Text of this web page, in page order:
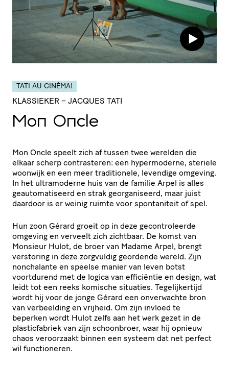
TATI AU CINÉMA!
KLASSIEKER – JACQUES TATI
Mon Oncle
Mon Oncle speelt zich af tussen twee werelden die
elkaar scherp contrasteren: een hypermoderne, steriele
woonwijk en een meer traditionele, levendige omgeving.
In het ultramoderne huis van de familie Arpel is alles
geautomatiseerd en strak georganiseerd, maar juist
daardoor is er weinig ruimte voor spontaniteit of spel.
Hun zoon Gérard groeit op in deze gecontroleerde
omgeving en verveelt zich zichtbaar. De komst van
Monsieur Hulot, de broer van Madame Arpel, brengt
verstoring in deze zorgvuldig geordende wereld. Zijn
nonchalante en speelse manier van leven botst
voortdurend met de logica van efficiëntie en design, wat
leidt tot een reeks komische situaties. Tegelijkertijd
wordt hij voor de jonge Gérard een onverwachte bron
van verbeelding en vrijheid. Om zijn invloed te
beperken wordt Hulot zelfs aan het werk gezet in de
plasticfabriek van zijn schoonbroer, waar hij opnieuw
chaos veroorzaakt binnen een systeem dat net perfect
wil functioneren.